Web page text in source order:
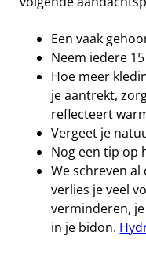
Een vaak
Neem iedere
Hoe meer
je aantrekt,
reflecteert
Vergeet je
Nog een tip op
We schreven
verlies je veel
verminderen,
in je bidon.